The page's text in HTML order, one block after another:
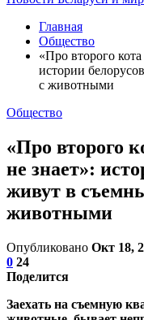
Главная
Общество
​«Про второго
истории
с животными
Общество
​«Про второго
не знает»:
живут в
животными
Опубликовано Окт 18,
0 24
Поделится
Заехать на съемную